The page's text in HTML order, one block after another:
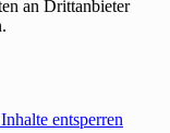
an Drittanbieter
entsperren